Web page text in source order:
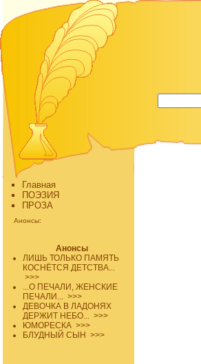
Главная
ПОЭЗИЯ
ПРОЗА
Анонсы:
Анонсы
ЛИШЬ ТОЛЬКО ПАМЯТЬ
КОСНЁТСЯ ДЕТСТВА...
>>>
...О ПЕЧАЛИ, ЖЕНСКИЕ
ПЕЧАЛИ... >>>
ДЕВОЧКА В ЛАДОНЯХ
ДЕРЖИТ НЕБО... >>>
ЮМОРЕСКА >>>
БЛУДНЫЙ СЫН >>>